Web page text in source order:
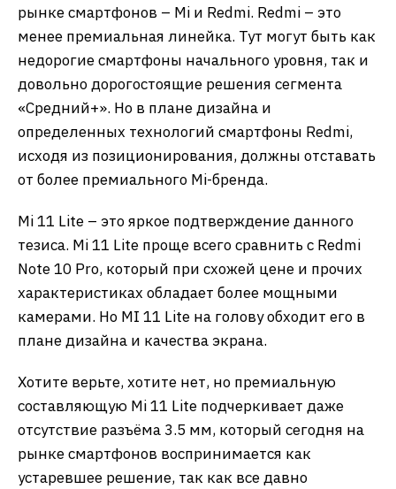
рынке смартфонов – Mi и Redmi. Redmi – это
менее премиальная линейка. Тут могут быть как
недорогие смартфоны начального уровня, так и
довольно дорогостоящие решения сегмента
«Средний+». Но в плане дизайна и
определенных технологий смартфоны Redmi,
исходя из позиционирования, должны отставать
от более премиального Mi-бренда.
Mi 11 Lite – это яркое подтверждение данного
тезиса. Mi 11 Lite проще всего сравнить с Redmi
Note 10 Pro, который при схожей цене и прочих
характеристиках обладает более мощными
камерами. Но MI 11 Lite на голову обходит его в
плане дизайна и качества экрана.
Хотите верьте, хотите нет, но премиальную
составляющую Mi 11 Lite подчеркивает даже
отсутствие разъёма 3.5 мм, который сегодня на
рынке смартфонов воспринимается как
устаревшее решение, так как все давно